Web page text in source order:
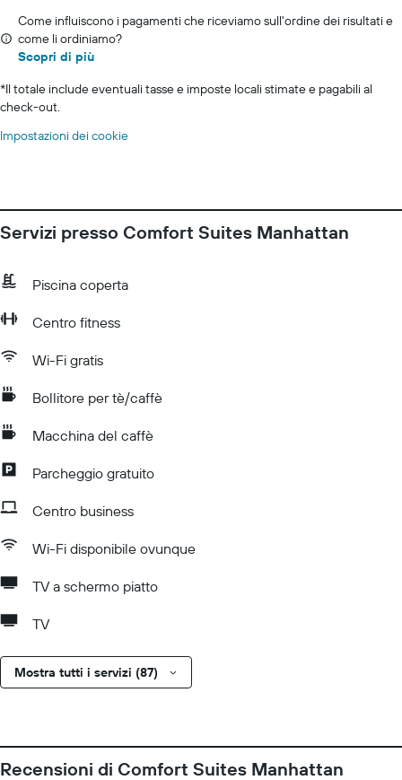
Come influiscono i pagamenti che riceviamo sull'ordine dei risultati e
come li ordiniamo?
Scopri di più
*Il totale include eventuali tasse e imposte locali stimate e pagabili al
check-out.
Impostazioni dei cookie
Servizi presso Comfort Suites Manhattan
Piscina coperta
Centro fitness
Wi-Fi gratis
Bollitore per tè/caffè
Macchina del caffè
Parcheggio gratuito
Centro business
Wi-Fi disponibile ovunque
TV a schermo piatto
TV
Mostra tutti i servizi (87)
Recensioni di Comfort Suites Manhattan